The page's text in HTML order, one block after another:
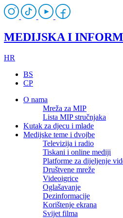
MEDIJSKA I
HR
BS
CP
O nama
Mreža za MIP
Lista MIP stručnjaka
Kutak za djecu i mlade
Medijske teme i dvojbe
Televizija i radio
Tiskani i online mediji
Platforme za dijeljenje
Društvene mreže
Videoigrice
Oglašavanje
Dezinformacije
Korištenje ekrana
Svijet filma